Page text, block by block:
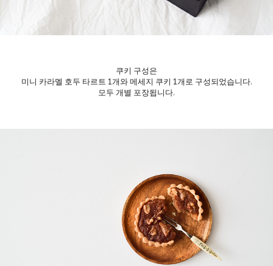
쿠키 구성은
미니 카라멜 호두 타르트 1개와 메세지 쿠키 1개로 구성되었습니다.
모두 개별 포장됩니다.